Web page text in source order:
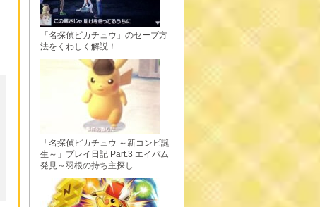
「名探偵ピカチュウ」のセーブ方
法をくわしく解説！
「名探偵ピカチュウ ～新コンビ誕
生～」プレイ日記 Part.3 エイパム
発見～羽根の持ち主探し